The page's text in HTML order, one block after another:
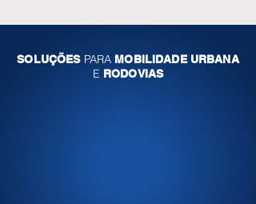
SOLUÇÕESPARA MOBILIDADE URBANA
E RODOVIAS